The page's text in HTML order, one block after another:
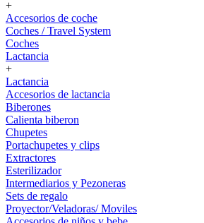
+
Accesorios de coche
Coches / Travel System
Coches
Lactancia
+
Lactancia
Accesorios de lactancia
Biberones
Calienta biberon
Chupetes
Portachupetes y clips
Extractores
Esterilizador
Intermediarios y Pezoneras
Sets de regalo
Proyector/Veladoras/ Moviles